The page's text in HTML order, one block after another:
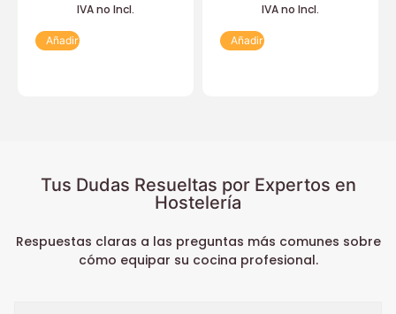
IVA no Incl.
Añadir
IVA no Incl.
Añadir
Tus Dudas Resueltas por Expertos en
Hostelería
Respuestas claras a las preguntas más comunes sobre
cómo equipar su cocina profesional.